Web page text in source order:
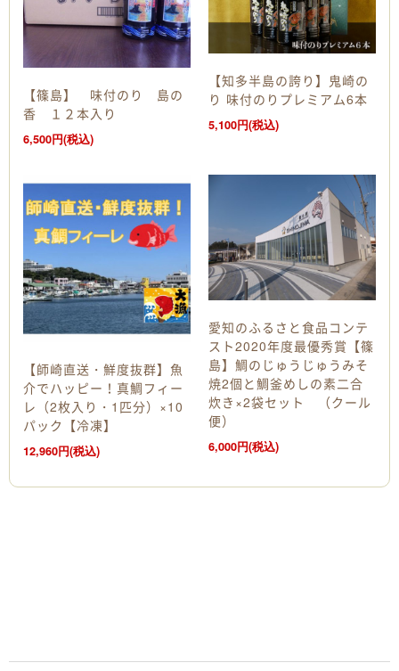
【篠島】 味付のり 島の
香 １２本入り
6,500円(税込)
【知多半島の誇り】鬼崎の
り 味付のりプレミアム6本
5,100円(税込)
【師崎直送・鮮度抜群】魚
介でハッピー！真鯛フィー
レ（2枚入り・1匹分）×10
パック【冷凍】
12,960円(税込)
愛知のふるさと食品コンテ
スト2020年度最優秀賞【篠
島】鯛のじゅうじゅうみそ
焼2個と鯛釜めしの素二合
炊き×2袋セット （クール
便）
6,000円(税込)